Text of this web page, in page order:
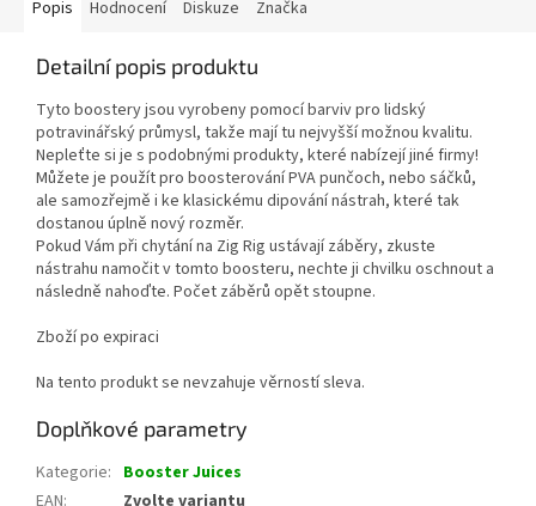
Popis Hodnocení Diskuze Značka
Detailní popis produktu
Tyto boostery jsou vyrobeny pomocí barviv pro lidský
potravinářský průmysl, takže mají tu nejvyšší možnou kvalitu.
Nepleťte si je s podobnými produkty, které nabízejí jiné firmy!
Můžete je použít pro boosterování PVA punčoch, nebo sáčků,
ale samozřejmě i ke klasickému dipování nástrah, které tak
dostanou úplně nový rozměr.
Pokud Vám při chytání na Zig Rig ustávají záběry, zkuste
nástrahu namočit v tomto boosteru, nechte ji chvilku oschnout a
následně nahoďte. Počet záběrů opět stoupne.
Zboží po expiraci
Na tento produkt se nevzahuje věrností sleva.
Doplňkové parametry
Kategorie: Booster Juices